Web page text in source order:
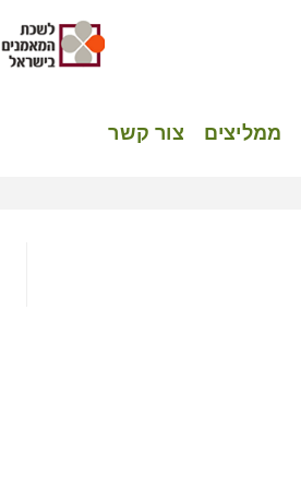
ממליצים צור קשר